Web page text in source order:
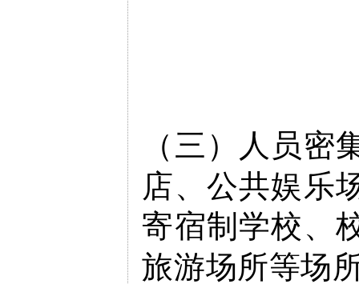
（三）人员
店、公共娱乐
寄宿制学校、
旅游场所等场